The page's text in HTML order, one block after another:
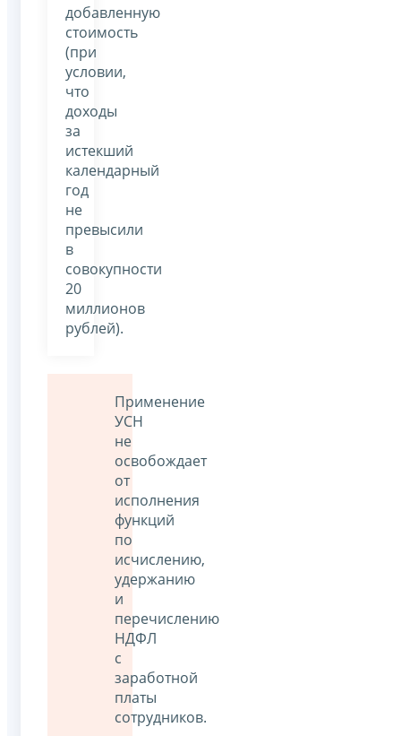
добавленную
стоимость
(при
условии,
что
доходы
за
истекший
календарный
год
не
превысили
в
совокупности
20
миллионов
рублей).
Применение
УСН
не
освобождает
от
исполнения
функций
по
исчислению,
удержанию
и
перечислению
НДФЛ
с
заработной
платы
сотрудников.